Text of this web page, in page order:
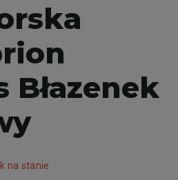
Błazenek
na stanie